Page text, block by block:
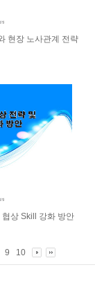
현장 노사관계 전략
상 Skill 강화 방안
9 10